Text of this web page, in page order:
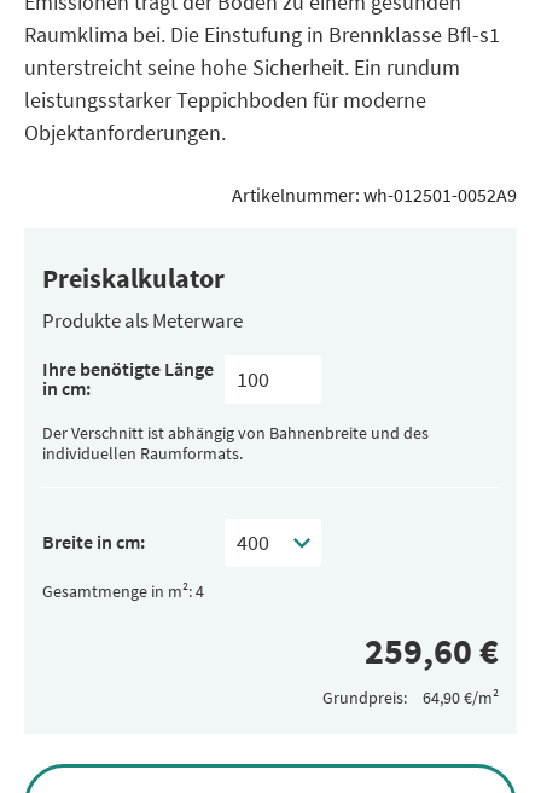
Raumklima bei. Die Einstufung in Brennklasse Bfl-s1
unterstreicht seine hohe Sicherheit. Ein rundum
leistungsstarker Teppichboden für moderne
Objektanforderungen.
Artikelnummer: wh-012501-0052A9
Preiskalkulator
Produkte als Meterware
Ihre benötigte Länge
in cm:
Der Verschnitt ist abhängig von Bahnenbreite und des
individuellen Raumformats.
Breite in cm:
Gesamtmenge in m²:
Grundpreis:
Alternative: